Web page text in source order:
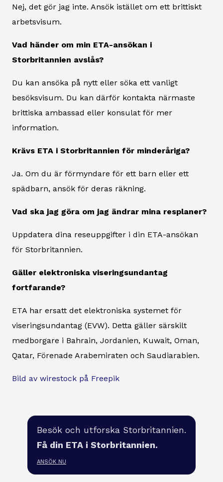
Nej, det gör jag inte. Ansök istället om ett brittiskt
arbetsvisum.
Vad händer om min ETA-ansökan i
Storbritannien avslås?
Du kan ansöka på nytt eller söka ett vanligt
besöksvisum. Du kan därför kontakta närmaste
brittiska ambassad eller konsulat för mer
information.
Krävs ETA i Storbritannien för minderåriga?
Ja. Om du är förmyndare för ett barn eller ett
spädbarn, ansök för deras räkning.
Vad ska jag göra om jag ändrar mina resplaner?
Uppdatera dina reseuppgifter i din ETA-ansökan
för Storbritannien.
Gäller elektroniska viseringsundantag
fortfarande?
ETA har ersatt det elektroniska systemet för
viseringsundantag (EVW). Detta gäller särskilt
medborgare i Bahrain, Jordanien, Kuwait, Oman,
Qatar, Förenade Arabemiraten och Saudiarabien.
Bild av wirestock på Freepik
Besök och utforska Storbritannien.
Få din ETA i Storbritannien.
ANSÖK NU